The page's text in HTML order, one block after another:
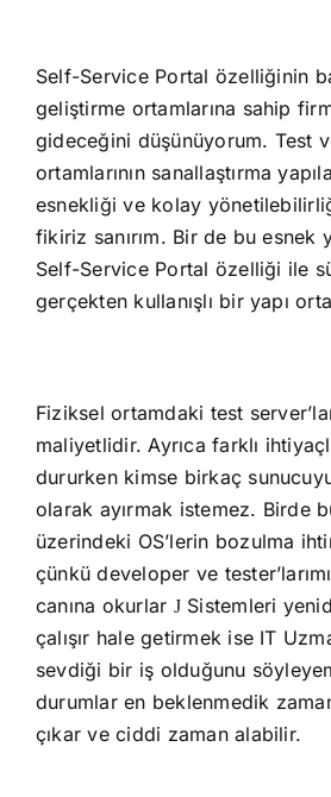
Self-Service Portal özelliğinin
geliştirme ortamlarına sahip
gideceğini düşünüyorum. Test
ortamlarının sanallaştırma
esnekliği ve kolay
fikiriz sanırım. Bir de bu esnek
Self-Service Portal özelliği ile
gerçekten kullanışlı bir yapı
Fiziksel ortamdaki test
maliyetlidir. Ayrıca farklı
dururken kimse birkaç
olarak ayırmak istemez. Birde
üzerindeki OS’lerin bozulma
çünkü developer ve
canına okurlar JSistemleri
çalışır hale getirmek ise IT
sevdiği bir iş olduğunu
durumlar en beklenmedik
çıkar ve ciddi zaman alabilir.